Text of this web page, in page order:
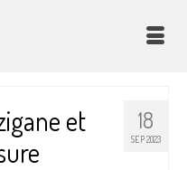
18
SEP 2023
et